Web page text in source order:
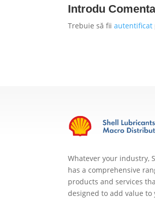
Introdu
Trebuie să fiiautentificat
Whatever your industry,
has a comprehensive
products and services
designed to add value to